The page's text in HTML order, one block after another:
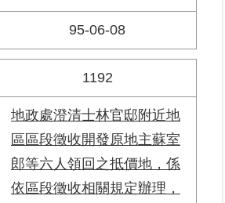
95-06-08
1192
地政處澄清士林官邸附近地
區區段徵收開發原地主蘇室
郎等六人領回之抵價地，係
依區段徵收相關規定辦理，